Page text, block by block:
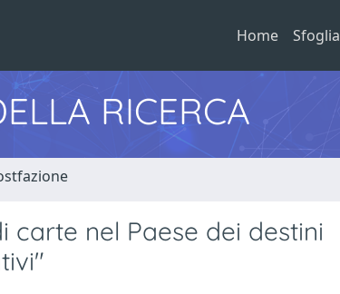
Home Sfoglia
RICERCA
carte nel Paese dei destini